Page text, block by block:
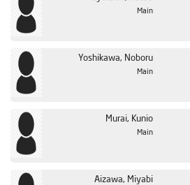
Main
Yoshikawa, Noboru
Main
Murai, Kunio
Main
Aizawa, Miyabi